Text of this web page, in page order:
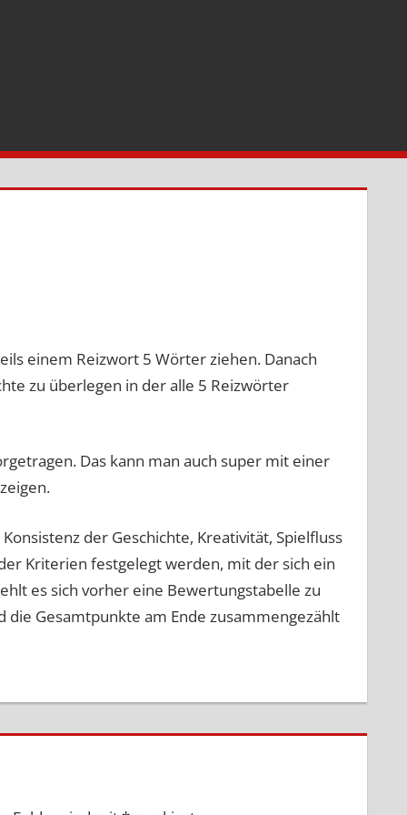
einem Reizwort 5 Wörter ziehen. Danach
zu überlegen in der alle 5 Reizwörter
Das kann man auch super mit einer
der Geschichte, Kreativität, Spielfluss
Kriterien festgelegt werden, mit der sich ein
es sich vorher eine Bewertungstabelle zu
Gesamtpunkte am Ende zusammengezählt